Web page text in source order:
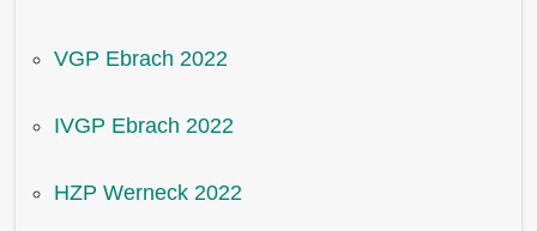
VGP Ebrach 2022
IVGP Ebrach 2022
HZP Werneck 2022